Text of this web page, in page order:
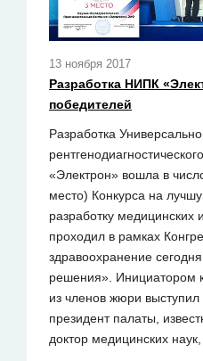
13 ноября 2017
Разработка НИПК
победителей
Разработка
«Электрон» вошла в
место) Конкурса на
разработку медицинских
проходил в рамках
здравоохранение
решения». Инициатором
из членов жюри
президент палаты,
доктор медицинских